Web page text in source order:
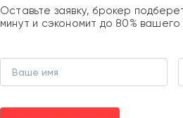
Оставьте заявку, брокер
минут и сэкономит до 80%